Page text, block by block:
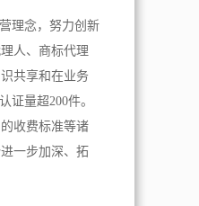
理念，努力创新
人、商标代理
共享和在业务
证量超200件。
收费标准等诸
一步加深、拓